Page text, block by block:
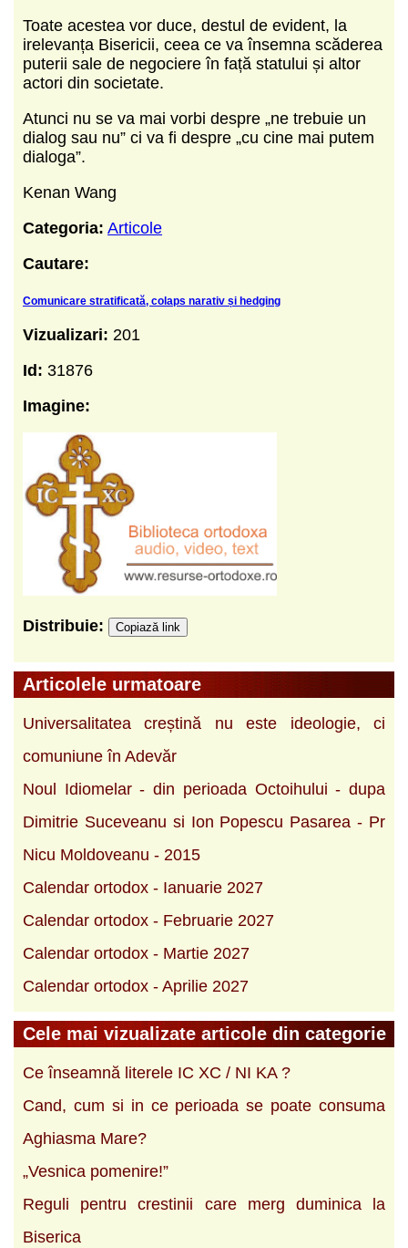
Toate acestea vor duce, destul de evident, la
irelevanța Bisericii, ceea ce va însemna scăderea
puterii sale de negociere în față statului și altor
actori din societate.
Atunci nu se va mai vorbi despre „ne trebuie un
dialog sau nu” ci va fi despre „cu cine mai putem
dialoga”.
Kenan Wang
Categoria: Articole
Cautare:
Comunicare stratificată, colaps narativ și hedging
Vizualizari: 201
Id: 31876
Imagine:
Distribuie: Copiază link
Articolele urmatoare
Universalitatea creștină nu este ideologie, ci
comuniune în Adevăr
Noul Idiomelar - din perioada Octoihului - dupa
Dimitrie Suceveanu si Ion Popescu Pasarea - Pr
Nicu Moldoveanu - 2015
Calendar ortodox - Ianuarie 2027
Calendar ortodox - Februarie 2027
Calendar ortodox - Martie 2027
Calendar ortodox - Aprilie 2027
Cele mai vizualizate articole din categorie
Ce înseamnă literele IC XC / NI KA ?
Cand, cum si in ce perioada se poate consuma
Aghiasma Mare?
„Vesnica pomenire!”
Reguli pentru crestinii care merg duminica la
Biserica